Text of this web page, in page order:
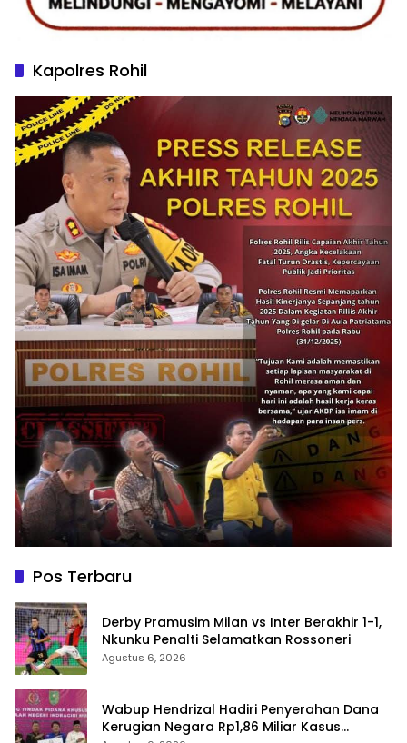
Kapolres Rohil
Pos Terbaru
Derby Pramusim Milan vs Inter Berakhir 1-1,
Nkunku Penalti Selamatkan Rossoneri
Agustus 6, 2026
Wabup Hendrizal Hadiri Penyerahan Dana
Kerugian Negara Rp1,86 Miliar Kasus